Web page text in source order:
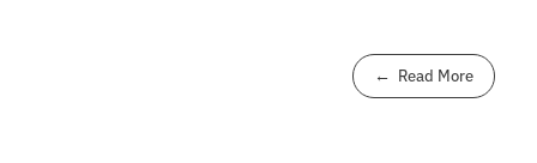
Read More